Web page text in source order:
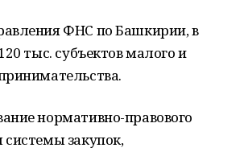
ФНС по Башкирии, в
тыс. субъектов малого и
нормативно-правового
системы закупок,